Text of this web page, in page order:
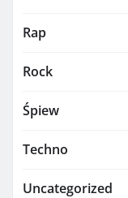
Rap
Rock
Śpiew
Techno
Uncategorized